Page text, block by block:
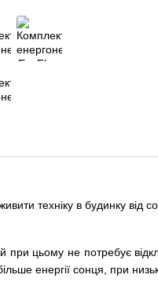
техніку в будинку від
цьому не потребує
енергії сонця, при